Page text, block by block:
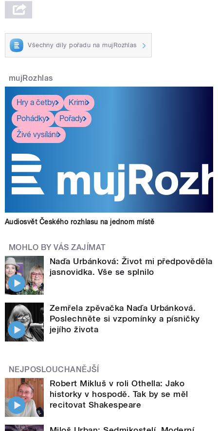
Všechny díly pořadu na mujRozhlas
mujRozhlas
Hry a četby
Krimi
Pohádky
Pořady
Živé vysílání
Audiosvět Českého rozhlasu na jednom místě
MOHLO BY VÁS ZAJÍMAT
Naďa Urbánková: Život mi předpověděla
jasnovidka. Vše se splnilo
Zemřela zpěvačka Naďa Urbánková.
Poslechněte si vzpomínky a písničky
jejího života
NEJPOSLOUCHANĚJŠÍ
Robert Mikluš v roli Othella: Jako
historky v hospodě. Tak by se měl
recitovat Shakespeare